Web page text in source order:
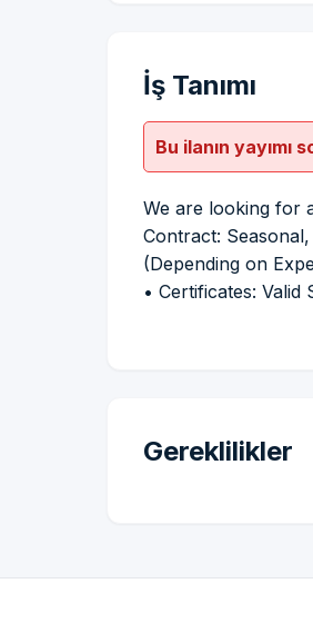
İş Tanımı
Bu ilanın yayımı
We are looking for
Contract:
(Depending on
• Certificates: Valid
Gereklilikler